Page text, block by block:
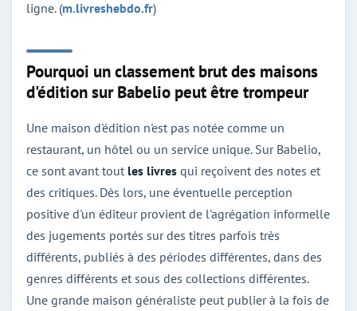
ligne. (m.livreshebdo.fr)
Pourquoi un classement brut des maisons
d'édition sur Babelio peut être trompeur
Une maison d'édition n'est pas notée comme un
restaurant, un hôtel ou un service unique. Sur Babelio,
ce sont avant tout les livres qui reçoivent des notes et
des critiques. Dès lors, une éventuelle perception
positive d'un éditeur provient de l'agrégation informelle
des jugements portés sur des titres parfois très
différents, publiés à des périodes différentes, dans des
genres différents et sous des collections différentes.
Une grande maison généraliste peut publier à la fois de